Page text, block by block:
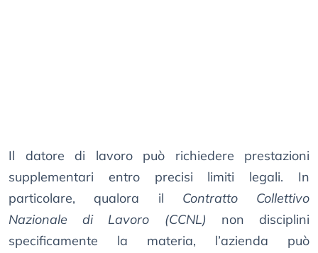
Il datore di lavoro può richiedere prestazioni
supplementari entro precisi limiti legali. In
particolare, qualora il Contratto Collettivo
Nazionale di Lavoro (CCNL) non disciplini
specificamente la materia, l’azienda può